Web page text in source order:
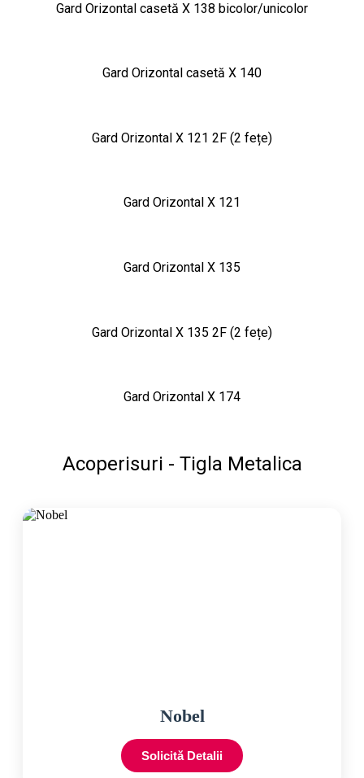
Gard Orizontal casetă X 138 bicolor/unicolor
Gard Orizontal casetă X 140
Gard Orizontal X 121 2F (2 fețe)
Gard Orizontal X 121
Gard Orizontal X 135
Gard Orizontal X 135 2F (2 fețe)
Gard Orizontal X 174
Acoperisuri - Tigla Metalica
Nobel
Solicită Detalii